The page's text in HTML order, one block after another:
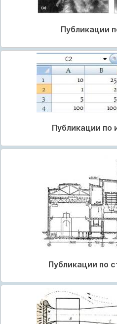
Публикации
Публикации по
Публикации по